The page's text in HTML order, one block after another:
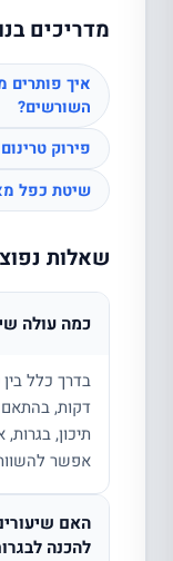
מדריכים
איך פותרים
השורשים?
פירוק
שיטת כפל
שאלות
כמה עולה
דקות, בהתאם
תיכון,
אפשר
האם
להכנה